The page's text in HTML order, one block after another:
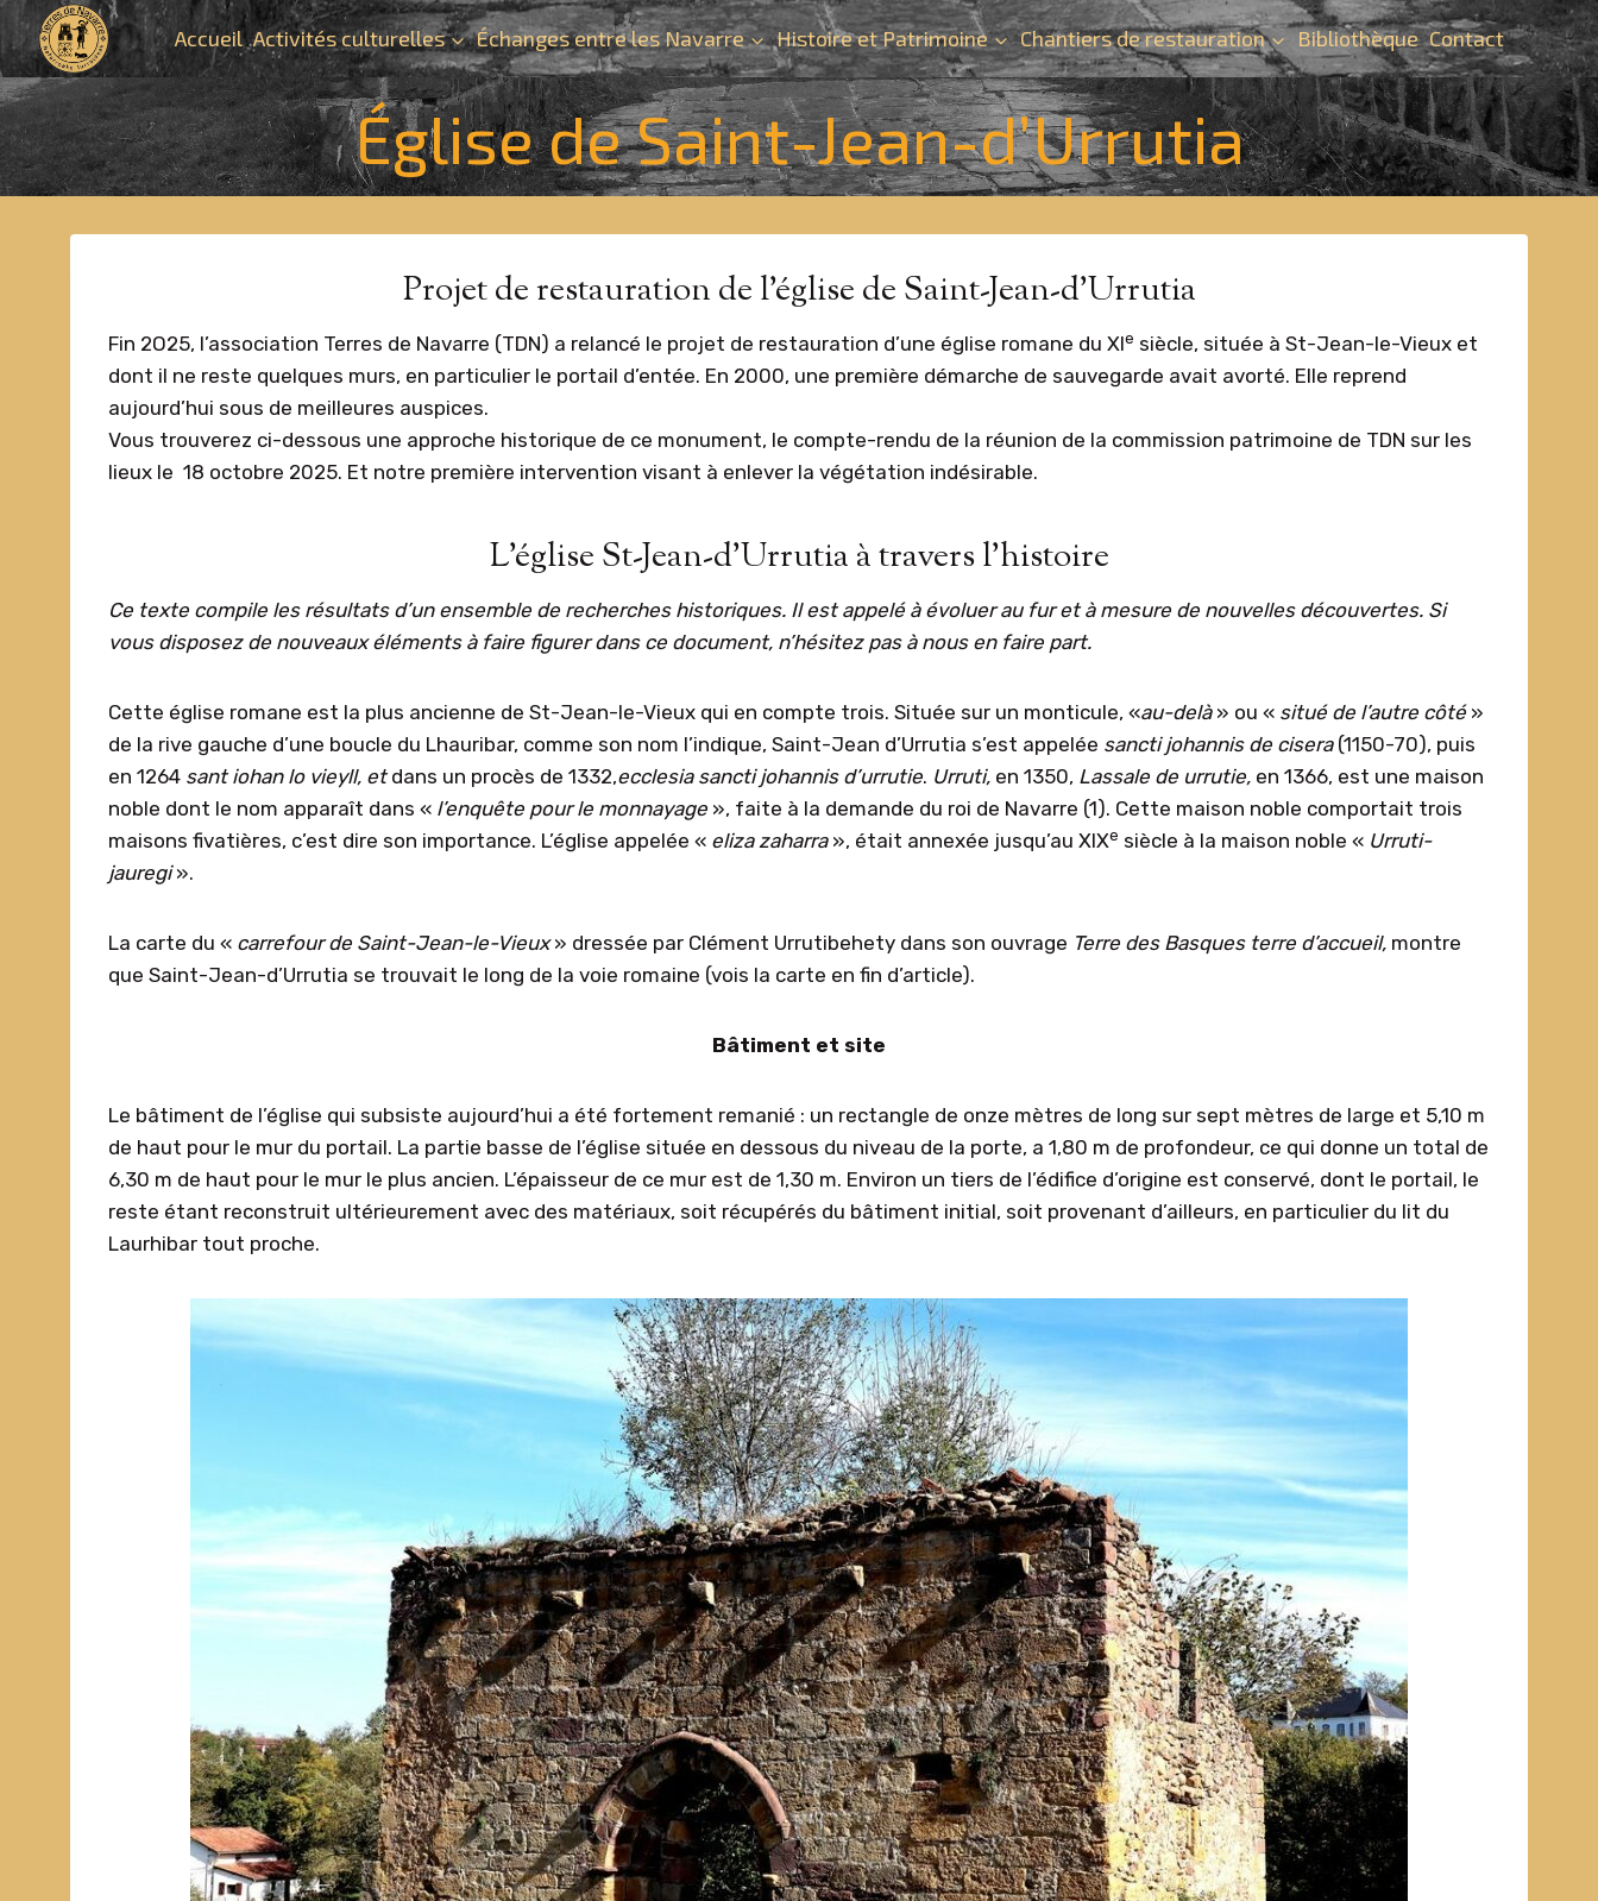
Aller
au
contenu
Accueil Activités culturelles Échanges entre les Navarre Histoire et Patrimoine Chantiers de restauration Bibliothèque Contact
Église de Saint-Jean-d’Urrutia
Projet de restauration de l’église de Saint-Jean-d’Urrutia
Fin 2O25, l’association Terres de Navarre (TDN) a relancé le projet de restauration d’une église romane du XIe siècle, située à St-Jean-le-Vieux et
dont il ne reste quelques murs, en particulier le portail d’entée. En 2000, une première démarche de sauvegarde avait avorté. Elle reprend
aujourd’hui sous de meilleures auspices.
Vous trouverez ci-dessous une approche historique de ce monument, le compte-rendu de la réunion de la commission patrimoine de TDN sur les
lieux le 18 octobre 2025. Et notre première intervention visant à enlever la végétation indésirable.
L’église St-Jean-d’Urrutia à travers l’histoire
Ce texte compile les résultats d’un ensemble de recherches historiques. Il est appelé à évoluer au fur et à mesure de nouvelles découvertes. Si
vous disposez de nouveaux éléments à faire figurer dans ce document, n’hésitez pas à nous en faire part.
Cette église romane est la plus ancienne de St-Jean-le-Vieux qui en compte trois. Située sur un monticule, «au-delà » ou « situé de l’autre côté »
de la rive gauche d’une boucle du Lhauribar, comme son nom l’indique, Saint-Jean d’Urrutia s’est appelée sancti johannis de cisera(1150-70), puis
en 1264 sant iohan lo vieyll, etdans un procès de 1332,ecclesia sancti johannis d’urrutie. Urruti, en 1350, Lassale de urrutie, en 1366, est une maison
noble dont le nom apparaît dans « l’enquête pour le monnayage », faite à la demande du roi de Navarre (1). Cette maison noble comportait trois
maisons fivatières, c’est dire son importance. L’église appelée « eliza zaharra », était annexée jusqu’au XIXe siècle à la maison noble « Urruti-
jauregi».
La carte du « carrefour de Saint-Jean-le-Vieux» dressée par Clément Urrutibehety dans son ouvrage Terre des Basquesterre d’accueil, montre
que Saint-Jean-d’Urrutia se trouvait le long de la voie romaine (vois la carte en fin d’article).
Bâtiment et site
Le bâtiment de l’église qui subsiste aujourd’hui a été fortement remanié : un rectangle de onze mètres de long sur sept mètres de large et 5,10 m
de haut pour le mur du portail. La partie basse de l’église située en dessous du niveau de la porte, a 1,80 m de profondeur, ce qui donne un total de
6,30 m de haut pour le mur le plus ancien. L’épaisseur de ce mur est de 1,30 m. Environ un tiers de l’édifice d’origine est conservé, dont le portail, le
reste étant reconstruit ultérieurement avec des matériaux, soit récupérés du bâtiment initial, soit provenant d’ailleurs, en particulier du lit du
Laurhibar tout proche.